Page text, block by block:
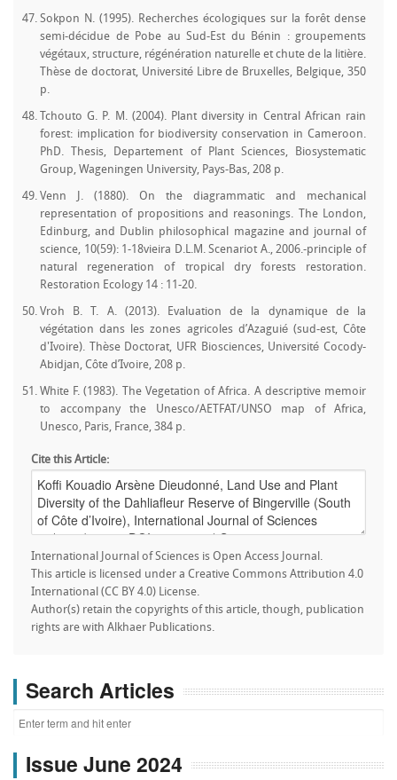
Sokpon N. (1995). Recherches écologiques sur la forêt dense
semi-décidue de Pobe au Sud-Est du Bénin : groupements
végétaux, structure, régénération naturelle et chute de la litière.
Thèse de doctorat, Université Libre de Bruxelles, Belgique, 350
p.
Tchouto G. P. M. (2004). Plant diversity in Central African rain
forest: implication for biodiversity conservation in Cameroon.
PhD. Thesis, Departement of Plant Sciences, Biosystematic
Group, Wageningen University, Pays-Bas, 208 p.
Venn J. (1880). On the diagrammatic and mechanical
representation of propositions and reasonings. The London,
Edinburg, and Dublin philosophical magazine and journal of
science, 10(59): 1-18vieira D.L.M. Scenariot A., 2006.-principle of
natural regeneration of tropical dry forests restoration.
Restoration Ecology 14 : 11-20.
Vroh B. T. A. (2013). Evaluation de la dynamique de la
végétation dans les zones agricoles d’Azaguié (sud-est, Côte
d'Ivoire). Thèse Doctorat, UFR Biosciences, Université Cocody-
Abidjan, Côte d’Ivoire, 208 p.
White F. (1983). The Vegetation of Africa. A descriptive memoir
to accompany the Unesco/AETFAT/UNSO map of Africa,
Unesco, Paris, France, 384 p.
Cite this Article:
International Journal of Sciences is Open Access Journal.
This article is licensed under a Creative Commons Attribution 4.0
International (CC BY 4.0) License.
Author(s) retain the copyrights of this article, though, publication
rights are with Alkhaer Publications.
Search Articles
Issue June 2024